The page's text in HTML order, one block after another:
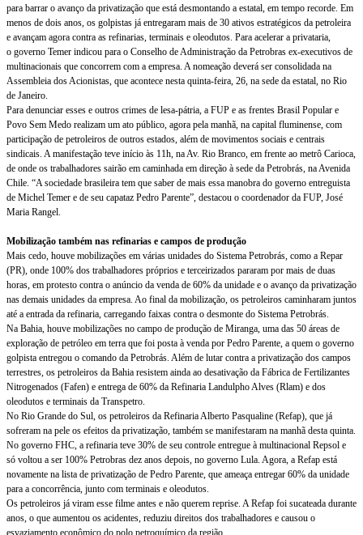
para barrar o avanço da privatização que está desmontando a estatal, em tempo recorde. Em
menos de dois anos, os golpistas já entregaram mais de 30 ativos estratégicos da petroleira
e avançam agora contra as refinarias, terminais e oleodutos. Para acelerar a privataria,
o governo Temer indicou para o Conselho de Administração da Petrobras ex-executivos de
multinacionais que concorrem com a empresa. A nomeação deverá ser consolidada na
Assembleia dos Acionistas, que acontece nesta quinta-feira, 26, na sede da estatal, no Rio
de Janeiro.
Para denunciar esses e outros crimes de lesa-pátria, a FUP e as frentes Brasil Popular e
Povo Sem Medo realizam um ato público, agora pela manhã, na capital fluminense, com
participação de petroleiros de outros estados, além de movimentos sociais e centrais
sindicais. A manifestação teve início às 11h, na Av. Rio Branco, em frente ao metrô Carioca,
de onde os trabalhadores sairão em caminhada em direção à sede da Petrobrás, na Avenida
Chile. “A sociedade brasileira tem que saber de mais essa manobra do governo entreguista
de Michel Temer e de seu capataz Pedro Parente”, destacou o coordenador da FUP, José
Maria Rangel.
Mobilização também nas refinarias e campos de produção
Mais cedo, houve mobilizações em várias unidades do Sistema Petrobrás, como a Repar
(PR), onde 100% dos trabalhadores próprios e terceirizados pararam por mais de duas
horas, em protesto contra o anúncio da venda de 60% da unidade e o avanço da privatização
nas demais unidades da empresa. Ao final da mobilização, os petroleiros caminharam juntos
até a entrada da refinaria, carregando faixas contra o desmonte do Sistema Petrobrás.
Na Bahia, houve mobilizações no campo de produção de Miranga, uma das 50 áreas de
exploração de petróleo em terra que foi posta à venda por Pedro Parente, a quem o governo
golpista entregou o comando da Petrobrás. Além de lutar contra a privatização dos campos
terrestres, os petroleiros da Bahia resistem ainda ao desativação da Fábrica de Fertilizantes
Nitrogenados (Fafen) e entrega de 60% da Refinaria Landulpho Alves (Rlam) e dos
oleodutos e terminais da Transpetro.
No Rio Grande do Sul, os petroleiros da Refinaria Alberto Pasqualine (Refap), que já
sofreram na pele os efeitos da privatização, também se manifestaram na manhã desta quinta.
No governo FHC, a refinaria teve 30% de seu controle entregue à multinacional Repsol e
só voltou a ser 100% Petrobras dez anos depois, no governo Lula. Agora, a Refap está
novamente na lista de privatização de Pedro Parente, que ameaça entregar 60% da unidade
para a concorrência, junto com terminais e oleodutos.
Os petroleiros já viram esse filme antes e não querem reprise. A Refap foi sucateada durante
anos, o que aumentou os acidentes, reduziu direitos dos trabalhadores e causou o
esvaziamento econômico do polo petroquímico da região.